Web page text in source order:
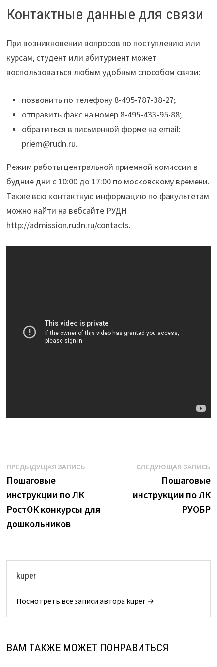
Контактные данные для связи
При возникновении вопросов по поступлению или
курсам, студент или абитуриент может
воспользоваться любым удобным способом связи:
позвонить по телефону 8-495-787-38-27;
отправить факс на номер 8-495-433-95-88;
обратиться в письменной форме на email:
priem@rudn.ru.
Режим работы центральной приемной комиссии в
будние дни с 10:00 до 17:00 по московскому времени.
Также всю контактную информацию по факультетам
можно найти на вебсайте РУДН
http://admission.rudn.ru/contacts.
Навигация
по
записям
ПРЕДЫДУЩАЯ ЗАПИСЬПредыдущая
Пошаговые
инструкции по ЛК
РостОК конкурсы для
дошкольников
СЛЕДУЮЩАЯ ЗАПИСЬ
Пошаговые
инструкции по ЛК
РУОБР
kuper
Посмотреть все записи автора kuper →
ВАМ ТАКЖЕ МОЖЕТ ПОНРАВИТЬСЯ